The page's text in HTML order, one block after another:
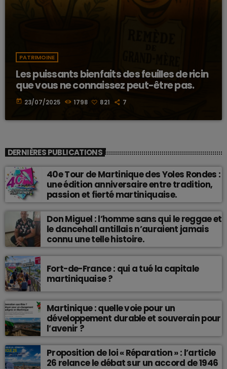
PATRIMOINE
Les puissants bienfaits des feuilles de ricin
que vous ne connaissez peut-être pas.
today 23/07/2025 1798 821 7
DERNIÈRES PUBLICATIONS
40e Tour de Martinique des Yoles Rondes :
une édition anniversaire entre tradition,
passion et fierté martiniquaise.
Don Miguel : l’homme sans qui le reggae et
le dancehall antillais n’auraient jamais
connu une telle histoire.
Fort-de-France : qui a tué la capitale
martiniquaise ?
Martinique : quelle voie pour un
développement durable et souverain pour
l’avenir ?
Proposition de loi « Réparation » : l’article
26 relance le débat sur un accord de 1946